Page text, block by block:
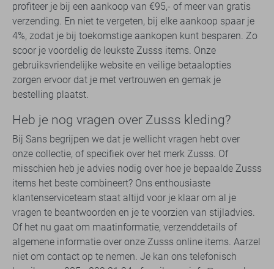
profiteer je bij een aankoop van €95,- of meer van gratis
verzending. En niet te vergeten, bij elke aankoop spaar je
4%, zodat je bij toekomstige aankopen kunt besparen. Zo
scoor je voordelig de leukste Zusss items. Onze
gebruiksvriendelijke website en veilige betaalopties
zorgen ervoor dat je met vertrouwen en gemak je
bestelling plaatst.
Heb je nog vragen over Zusss kleding?
Bij Sans begrijpen we dat je wellicht vragen hebt over
onze collectie, of specifiek over het merk Zusss. Of
misschien heb je advies nodig over hoe je bepaalde Zusss
items het beste combineert? Ons enthousiaste
klantenserviceteam staat altijd voor je klaar om al je
vragen te beantwoorden en je te voorzien van stijladvies.
Of het nu gaat om maatinformatie, verzenddetails of
algemene informatie over onze Zusss online items. Aarzel
niet om contact op te nemen. Je kan ons telefonisch